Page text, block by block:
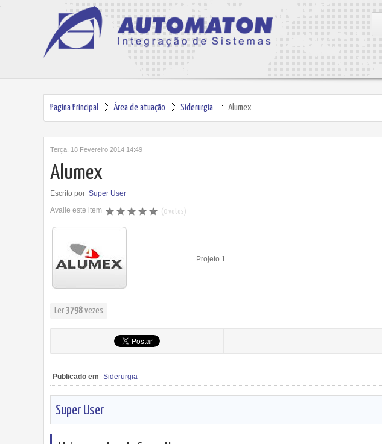
Pagina Principal Área de atuação Siderurgia Alumex
Terça, 18 Fevereiro 2014 14:49
Alumex
Escrito por Super User
Avalie este item (0 votos)
Projeto 1
Ler 3798 vezes
Publicado em Siderurgia
Super User